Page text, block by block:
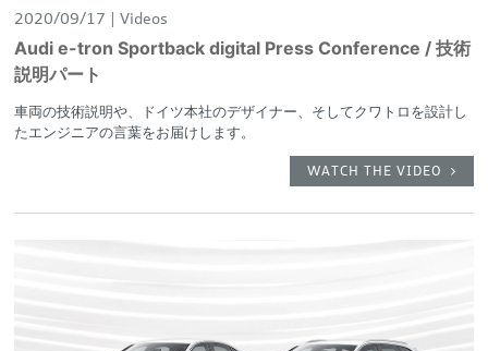
2020/09/17 Videos
Audi e-tron Sportback digital Press Conference / 技術
説明パート
車両の技術説明や、ドイツ本社のデザイナー、そしてクワトロを設計し
たエンジニアの言葉をお届けします。
WATCH THE VIDEO